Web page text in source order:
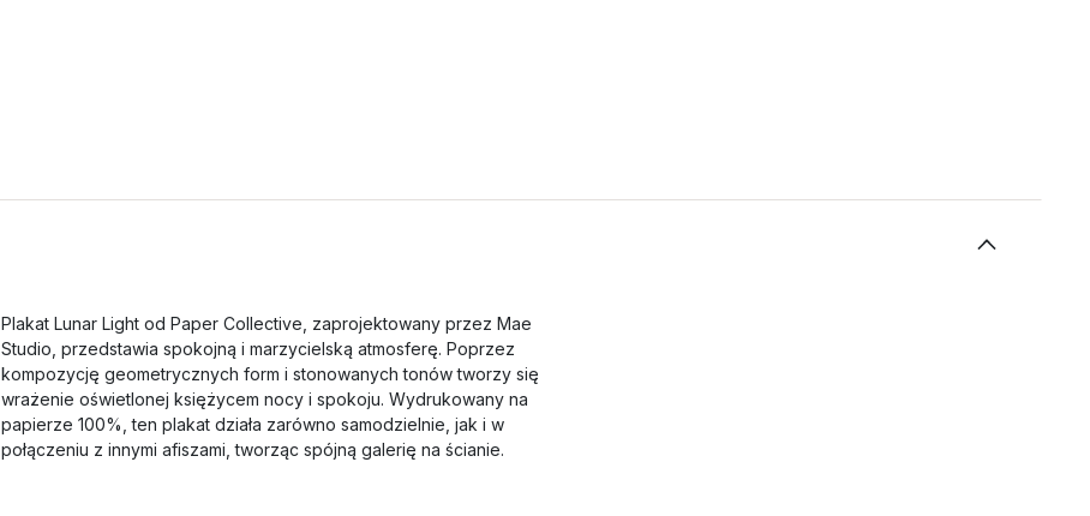
Plakat Lunar Light od Paper Collective, zaprojektowany przez Mae
Studio, przedstawia spokojną i marzycielską atmosferę. Poprzez
kompozycję geometrycznych form i stonowanych tonów tworzy się
wrażenie oświetlonej księżycem nocy i spokoju. Wydrukowany na
papierze 100%, ten plakat działa zarówno samodzielnie, jak i w
połączeniu z innymi afiszami, tworząc spójną galerię na ścianie.